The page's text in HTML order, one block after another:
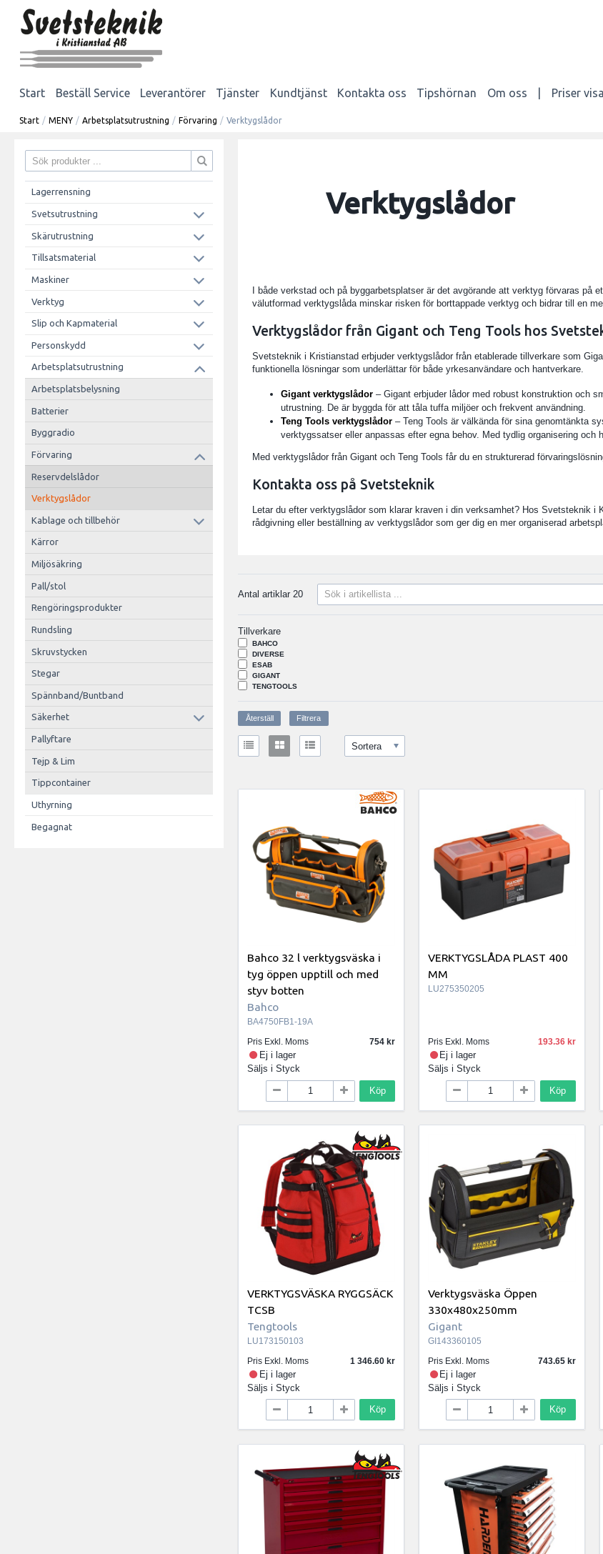
Start Beställ Service Leverantörer Tjänster Kundtjänst Kontakta oss Tipshörnan Om oss Priser
Start / MENY / Arbetsplatsutrustning / Förvaring / Verktygslådor
Lagerrensning
Svetsutrustning
Skärutrustning
Tillsatsmaterial
Maskiner
Verktyg
Slip och Kapmaterial
Personskydd
Arbetsplatsutrustning
Arbetsplatsbelysning
Batterier
Byggradio
Förvaring
Reservdelslådor
Verktygslådor
Kablage och tillbehör
Kärror
Miljösäkring
Pall/stol
Rengöringsprodukter
Rundsling
Skruvstycken
Stegar
Spännband/Buntband
Säkerhet
Pallyftare
Tejp & Lim
Tippcontainer
Uthyrning
Begagnat
Verktygslådor
I både verkstad och på byggarbetsplatser är det avgörande att verktyg förvaras
välutformad verktygslåda minskar risken för borttappade verktyg och bidrar till en
Verktygslådor från Gigant och Teng Tools hos
Svetsteknik i Kristianstad erbjuder verktygslådor från etablerade tillverkare som
funktionella lösningar som underlättar för både yrkesanvändare och hantverkare.
Gigant verktygslådor – Gigant erbjuder lådor med robust konstruktion och
utrustning. De är byggda för att tåla tuffa miljöer och frekvent användning.
Teng Tools verktygslådor – Teng Tools är välkända för sina genomtänkta
verktygssatser eller anpassas efter egna behov. Med tydlig organisering
Med verktygslådor från Gigant och Teng Tools får du en strukturerad
Kontakta oss på Svetsteknik
Letar du efter verktygslådor som klarar kraven i din verksamhet? Hos Svetsteknik
rådgivning eller beställning av verktygslådor som ger dig en mer organiserad
Antal artiklar20
Tillverkare
BAHCO
DIVERSE
ESAB
GIGANT
TENGTOOLS
Sortera
Bahco 32 l verktygsväska i
tyg öppen upptill och med
styv botten
Bahco
BA4750FB1-19A
Pris Exkl. Moms
754
Ej i lager
Säljs iStyck
Köp
VERKTYGSLÅDA PLAST 400
MM
LU275350205
Pris Exkl. Moms 193.36
Ej i lager
Säljs i Styck
Köp
VERKTYGSVÄSKA RYGGSÄCK
TCSB
Tengtools
LU173150103
Pris Exkl. Moms
1 346.60
Ej i lager
Säljs iStyck
Köp
Verktygsväska Öppen
330x480x250mm
Gigant
GI143360105
Pris Exkl. Moms
743.65
Ej i lager
Säljs i Styck
Köp